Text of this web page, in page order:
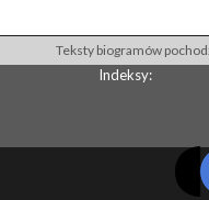
Teksty biogramów
Indeksy: